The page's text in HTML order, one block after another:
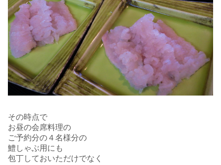
その時点で
お昼の会席料理の
ご予約分の４名様分の
鱧しゃぶ用にも
包丁しておいただけでなく